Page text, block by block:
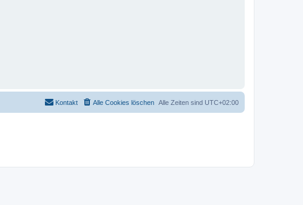
Alle Zeiten sind UTC+02:00
Alle Cookies löschen
Kontakt